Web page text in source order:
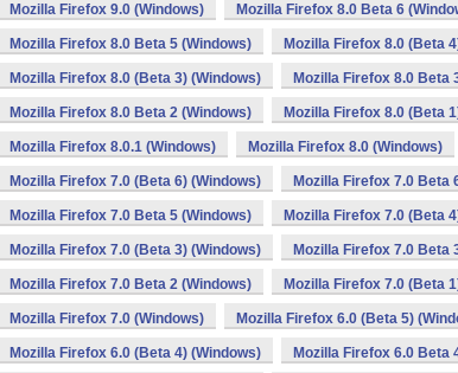
Mozilla Firefox 9.0 (Windows) Mozilla Firefox 8.0 Beta 6
Mozilla Firefox 8.0 Beta 5 (Windows) Mozilla Firefox 8.0 (Beta
Mozilla Firefox 8.0 (Beta 3) (Windows) Mozilla Firefox 8.0 Beta
Mozilla Firefox 8.0 Beta 2 (Windows) Mozilla Firefox 8.0 (Beta
Mozilla Firefox 8.0.1 (Windows) Mozilla Firefox 8.0 (Windows)
Mozilla Firefox 7.0 (Beta 6) (Windows) Mozilla Firefox 7.0 Beta
Mozilla Firefox 7.0 Beta 5 (Windows) Mozilla Firefox 7.0 (Beta
Mozilla Firefox 7.0 (Beta 3) (Windows) Mozilla Firefox 7.0 Beta
Mozilla Firefox 7.0 Beta 2 (Windows) Mozilla Firefox 7.0 (Beta
Mozilla Firefox 7.0 (Windows) Mozilla Firefox 6.0 (Beta 5)
Mozilla Firefox 6.0 (Beta 4) (Windows) Mozilla Firefox 6.0 Beta